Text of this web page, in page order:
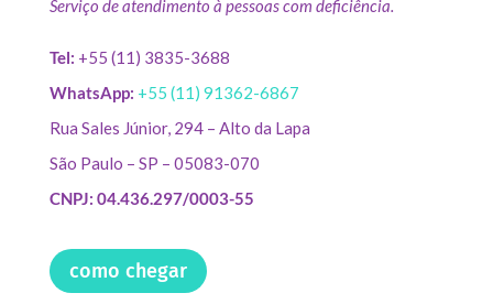
Serviço de atendimento à pessoas com deficiência.
Tel: +55 (11) 3835-3688
WhatsApp: +55 (11) 91362-6867
Rua Sales Júnior, 294 – Alto da Lapa
São Paulo – SP – 05083-070
CNPJ: 04.436.297/0003-55
como chegar